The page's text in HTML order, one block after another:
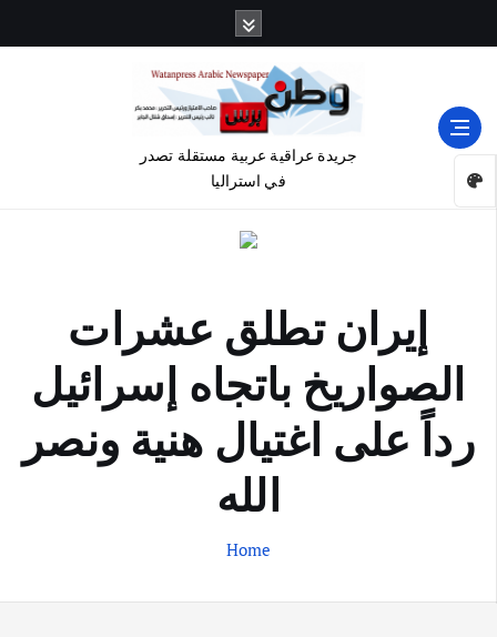
جريدة عراقية عربية مستقلة تصدر
في استراليا
إيران تطلق عشرات
الصواريخ باتجاه إسرائيل
رداً على اغتيال هنية ونصر
الله
Home